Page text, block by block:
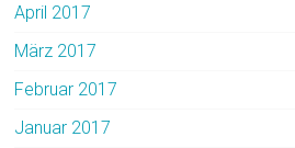
April 2017
März 2017
Februar 2017
Januar 2017